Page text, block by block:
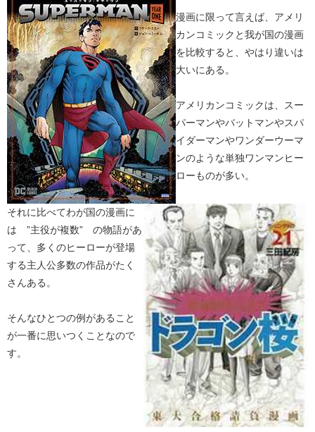
漫画に限って言えば、アメリ
カンコミックと我が国の漫画
を比較すると、やはり違いは
大いにある。
アメリカンコミックは、スー
パーマンやバットマンやスパ
イダーマンやワンダーウーマ
ンのような単独ワンマンヒー
ローものが多い。
それに比べてわが国の漫画に
は ”主役が複数” の物語があ
って、多くのヒーローが登場
する主人公多数の作品がたく
さんある。
そんなひとつの例があること
が一番に思いつくことなので
す。